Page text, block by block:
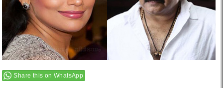
Share this on WhatsApp